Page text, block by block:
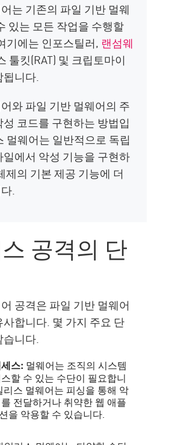
는 기존의 파일 기반 멀웨
있는 모든 작업을 수행할
기에는 인포스틸러, 랜섬웨
툴킷(RAT) 및 크립토마이
됩니다.
와 파일 기반 멀웨어의 주
코드를 구현하는 방법입
멀웨어는 일반적으로 독립
에서 악성 기능을 구현하
제의 기본 제공 기능에 더
.
공격의 단
공격은 파일 기반 멀웨어
합니다. 몇 가지 주요 단
습니다.
스: 멀웨어는 조직의 시스템
할 수 있는 수단이 필요합니
리스 멀웨어는 피싱을 통해 악
전달하거나 취약한 웹 애플
을 악용할 수 있습니다.